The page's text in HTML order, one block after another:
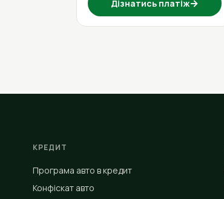
Дізнатись платіж→
КРЕДИТ
Програма авто в кредит
Конфіскат авто